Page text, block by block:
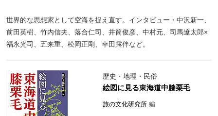
世界的な思想家として空海を捉え直す。インタビュー・中沢新一、
前田英樹、竹内信夫、落合仁司、井筒俊彦、中村元、司馬遼太郎×
福永光司、五来重、松岡正剛、幸田露伴など。
歴史・地理・民俗
絵図に見る東海道中膝栗毛
旅の文化研究所 編